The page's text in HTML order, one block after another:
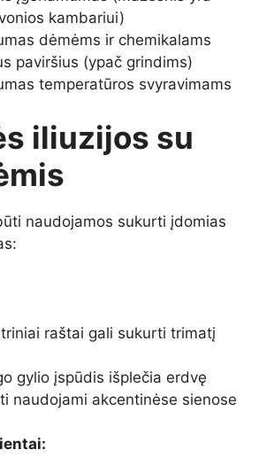
kambariui)
dėmėms ir chemikalams
paviršius (ypač grindims)
temperatūros svyravimams
iliuzijos su
naudojamos sukurti įdomias
raštai gali sukurti trimatį
gylio įspūdis išplečia erdvę
naudojami akcentinėse sienose